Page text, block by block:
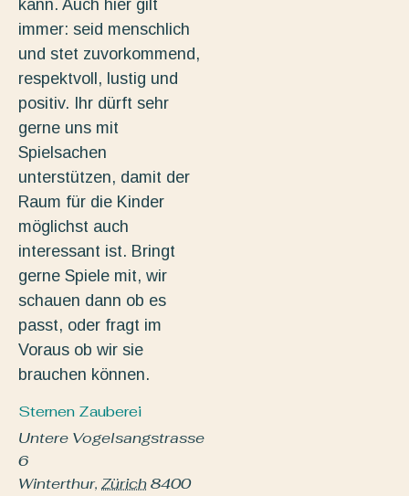
kann. Auch hier gilt
immer: seid menschlich
und stet zuvorkommend,
respektvoll, lustig und
positiv. Ihr dürft sehr
gerne uns mit
Spielsachen
unterstützen, damit der
Raum für die Kinder
möglichst auch
interessant ist. Bringt
gerne Spiele mit, wir
schauen dann ob es
passt, oder fragt im
Voraus ob wir sie
brauchen können.
Sternen Zauberei
Untere Vogelsangstrasse
6
Winterthur, Zürich8400